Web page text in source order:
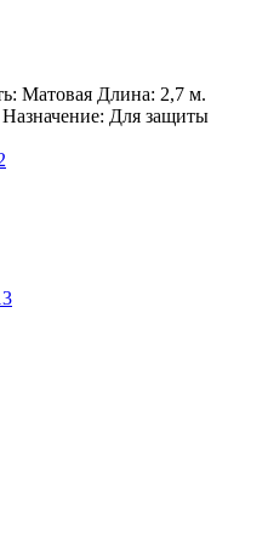
Матовая Длина: 2,7 м.
Для защиты